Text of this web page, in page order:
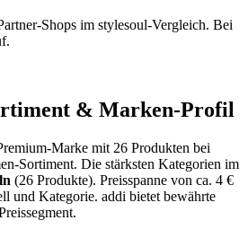
Shops im stylesoul-Vergleich. Bei
& Marken-Profil
Marke mit 26 Produkten bei
Sortiment. Die stärksten Kategorien im
(26 Produkte). Preisspanne von ca. 4 €
und Kategorie. addi bietet bewährte